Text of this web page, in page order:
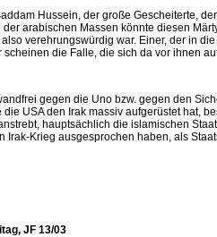
Hussein, der große Gescheiterte,
arabischen Massen könnte diesen
verehrungswürdig war. Einer, der in
die Falle, die sich da vor ihnen
gegen die Uno bzw. gegen den
USA den Irak massiv aufgerüstet hat,
hauptsächlich die islamischen
Irak-Krieg ausgesprochen haben, als
JF 13/03